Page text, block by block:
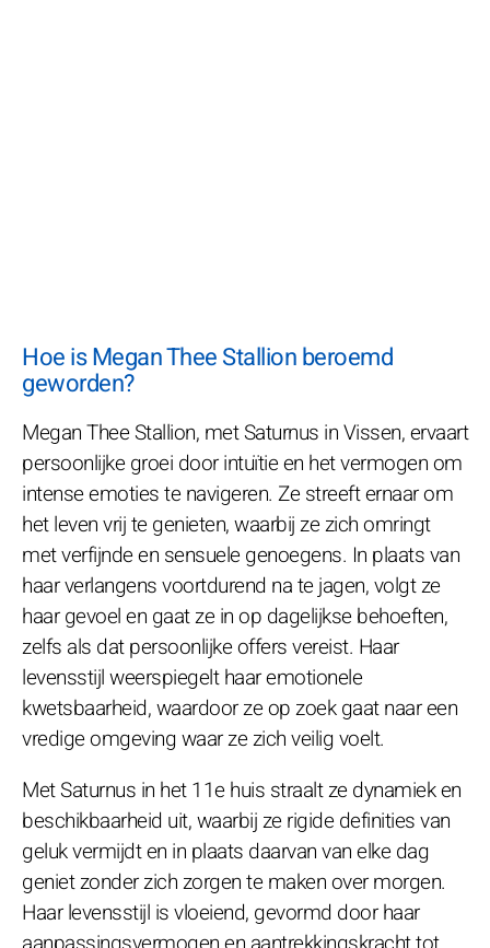
Hoe is Megan Thee Stallion beroemd
geworden?
Megan Thee Stallion, met Saturnus in Vissen, ervaart
persoonlijke groei door intuïtie en het vermogen om
intense emoties te navigeren. Ze streeft ernaar om
het leven vrij te genieten, waarbij ze zich omringt
met verfijnde en sensuele genoegens. In plaats van
haar verlangens voortdurend na te jagen, volgt ze
haar gevoel en gaat ze in op dagelijkse behoeften,
zelfs als dat persoonlijke offers vereist. Haar
levensstijl weerspiegelt haar emotionele
kwetsbaarheid, waardoor ze op zoek gaat naar een
vredige omgeving waar ze zich veilig voelt.
Met Saturnus in het 11e huis straalt ze dynamiek en
beschikbaarheid uit, waarbij ze rigide definities van
geluk vermijdt en in plaats daarvan van elke dag
geniet zonder zich zorgen te maken over morgen.
Haar levensstijl is vloeiend, gevormd door haar